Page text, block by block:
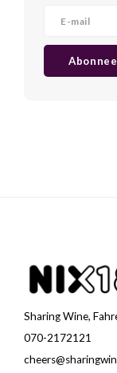
Sharing Wine,
070-2172121